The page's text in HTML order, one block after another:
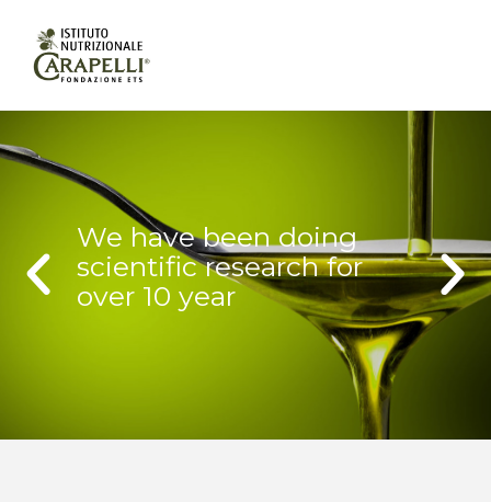
We have been doing
scientific research for
over 10 year